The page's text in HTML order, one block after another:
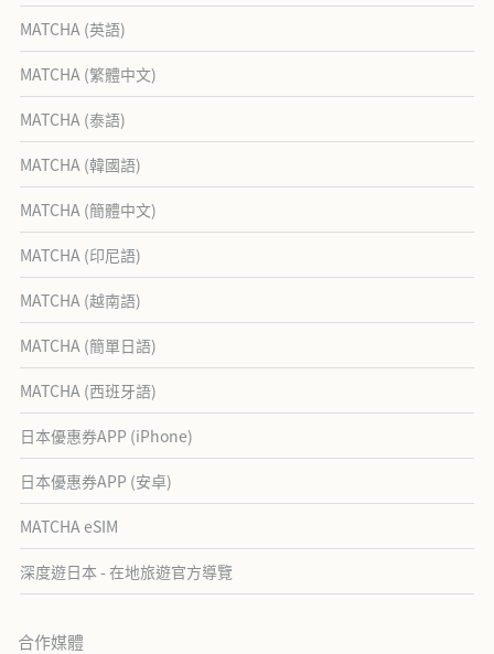
MATCHA (英語)
MATCHA (繁體中文)
MATCHA (泰語)
MATCHA (韓國語)
MATCHA (簡體中文)
MATCHA (印尼語)
MATCHA (越南語)
MATCHA (簡單日語)
MATCHA (西班牙語)
日本優惠券APP (iPhone)
日本優惠券APP (安卓)
MATCHA eSIM
深度遊日本 - 在地旅遊官方導覽
合作媒體